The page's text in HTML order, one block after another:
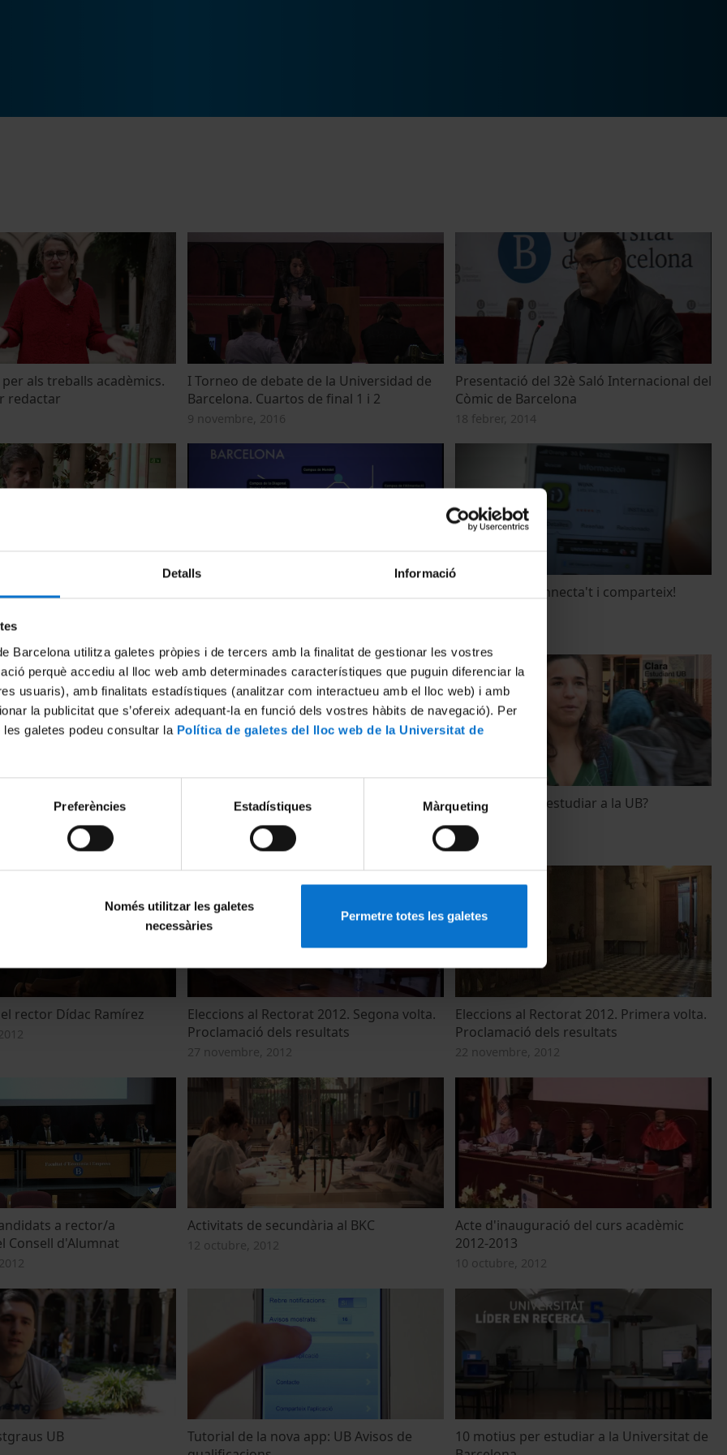
Detalls Informació
Barcelona utilitza galetes pròpies i de tercers amb la finalitat de gestionar les vostres
perquè accediu al lloc web amb determinades característiques que puguin diferenciar la
usuaris), amb finalitats estadístiques (analitzar com interactueu amb el lloc web) i amb
la publicitat que s’ofereix adequant-la en funció dels vostres hàbits de navegació). Per
galetes podeu consultar la Política de galetes del lloc web de la Universitat de
Preferències Estadístiques Màrqueting
Només utilitzar les galetes
necessàries
Permetre totes les galetes
als treballs acadèmics.
redactar
I Torneo de debate de la Universidad de
Barcelona. Cuartos de final 1 i 2
9 novembre, 2016
Presentació del 32è Saló Internacional del
Còmic de Barcelona
18 febrer, 2014
per al
APP Wi)NK. Connecta't i comparteix!
manera les
Acte d'investidura del rector Dídac
22 gener, 2013
Recomanaries estudiar a la UB?
15 gener, 2013
rector Dídac Ramírez
Eleccions al Rectorat 2012. Segona volta.
Proclamació dels resultats
27 novembre, 2012
Eleccions al Rectorat 2012. Primera volta.
Proclamació dels resultats
22 novembre, 2012
a rector/a
Consell d'Alumnat
Activitats de secundària al BKC
12 octubre, 2012
Acte d'inauguració del curs acadèmic
2012-2013
10 octubre, 2012
UB
Tutorial de la nova app: UB Avisos de
10 motius per estudiar a la Universitat de